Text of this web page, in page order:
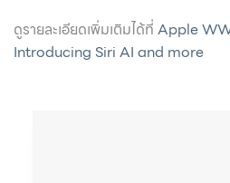
ดูรายละเอียดเพิ่มเติมได้ที่ Apple
Introducing Siri AI and more